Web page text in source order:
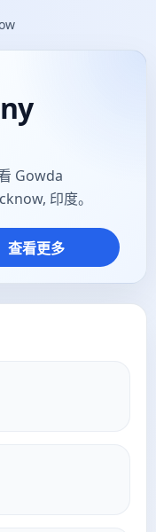
Gowda
印度。
查看更多